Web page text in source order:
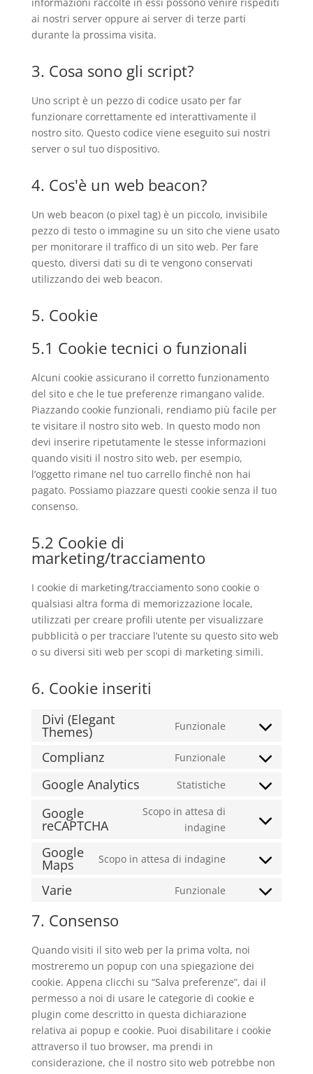
ai nostri server oppure ai server di terze parti
durante la prossima visita.
3. Cosa sono gli script?
Uno script è un pezzo di codice usato per far
funzionare correttamente ed interattivamente il
nostro sito. Questo codice viene eseguito sui nostri
server o sul tuo dispositivo.
4. Cos'è un web beacon?
Un web beacon (o pixel tag) è un piccolo, invisibile
pezzo di testo o immagine su un sito che viene usato
per monitorare il traffico di un sito web. Per fare
questo, diversi dati su di te vengono conservati
utilizzando dei web beacon.
5. Cookie
5.1 Cookie tecnici o funzionali
Alcuni cookie assicurano il corretto funzionamento
del sito e che le tue preferenze rimangano valide.
Piazzando cookie funzionali, rendiamo più facile per
te visitare il nostro sito web. In questo modo non
devi inserire ripetutamente le stesse informazioni
quando visiti il nostro sito web, per esempio,
l’oggetto rimane nel tuo carrello finché non hai
pagato. Possiamo piazzare questi cookie senza il tuo
consenso.
5.2 Cookie di
marketing/tracciamento
I cookie di marketing/tracciamento sono cookie o
qualsiasi altra forma di memorizzazione locale,
utilizzati per creare profili utente per visualizzare
pubblicità o per tracciare l’utente su questo sito web
o su diversi siti web per scopi di marketing simili.
6. Cookie inseriti
Divi (Elegant
Themes) Funzionale
Consent
service
Complianz Funzionale
Consent
Google Analytics Statistiche
Consent
service
analytics
Google
reCAPTCHA
Scopo in attesa di
indagine
Consent
service
recaptcha
Google
Maps Scopo in attesa di indagine
Consent
service
Varie Funzionale
Consent
varie
7. Consenso
Quando visiti il sito web per la prima volta, noi
mostreremo un popup con una spiegazione dei
cookie. Appena clicchi su “Salva preferenze”, dai il
permesso a noi di usare le categorie di cookie e
plugin come descritto in questa dichiarazione
relativa ai popup e cookie. Puoi disabilitare i cookie
attraverso il tuo browser, ma prendi in
considerazione, che il nostro sito web potrebbe non